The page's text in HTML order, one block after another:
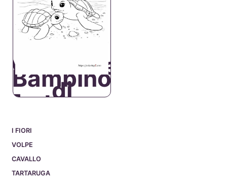
I FIORI
VOLPE
CAVALLO
TARTARUGA
Mamma e
Bambino
di
Tartaruga